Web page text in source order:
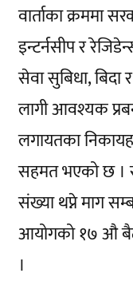
वार्ताका क्रममा
इन्टर्नसीप र
सेवा सुबिधा, बिदा
लागी आवश्यक
लगायतका
सहमत भएको छ ।
संख्या थप्ने माग
आयोगको १७ औ
।